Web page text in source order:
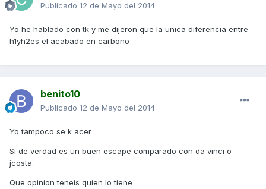
Publicado 12 de Mayo del 2014
Yo he hablado con tk y me dijeron que la unica diferencia entre
h1yh2es el acabado en carbono
benito10
Publicado 12 de Mayo del 2014
Yo tampoco se k acer
Si de verdad es un buen escape comparado con da vinci o
jcosta.
Que opinion teneis quien lo tiene